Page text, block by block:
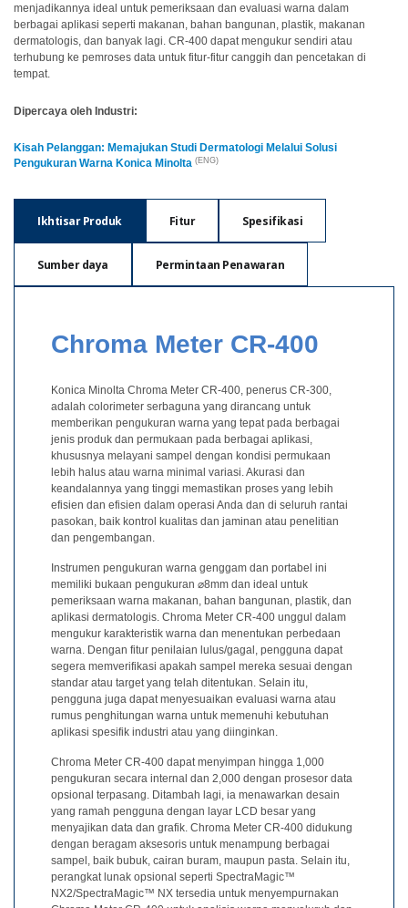
Produk
Pengukuran
Warna
Pengukuran
Pencitraan
Pengukuran
Pengukuran
Tampilan
Sumber
Unduh
Katalog
Unduh
Perangkat
Lunak
Manual
Pendidikan
Pembelajaran
Pengukuran
Warna
Pengukuran
Cahaya
menjadikannya ideal untuk pemeriksaan dan evaluasi warna dalam
berbagai aplikasi seperti makanan, bahan bangunan, plastik, makanan
dermatologis, dan banyak lagi. CR-400 dapat mengukur sendiri atau
terhubung ke pemroses data untuk fitur-fitur canggih dan pencetakan di
tempat.
Dipercaya oleh Industri:
Kisah Pelanggan: Memajukan Studi Dermatologi Melalui Solusi
Pengukuran Warna Konica Minolta (ENG)
Ikhtisar Produk Fitur Spesifikasi
Sumber daya Permintaan Penawaran
Chroma Meter CR-400
Konica Minolta Chroma Meter CR-400, penerus CR-300,
adalah colorimeter serbaguna yang dirancang untuk
memberikan pengukuran warna yang tepat pada berbagai
jenis produk dan permukaan pada berbagai aplikasi,
khususnya melayani sampel dengan kondisi permukaan
lebih halus atau warna minimal variasi. Akurasi dan
keandalannya yang tinggi memastikan proses yang lebih
efisien dan efisien dalam operasi Anda dan di seluruh rantai
pasokan, baik kontrol kualitas dan jaminan atau penelitian
dan pengembangan.
Instrumen pengukuran warna genggam dan portabel ini
memiliki bukaan pengukuran ⌀8mm dan ideal untuk
pemeriksaan warna makanan, bahan bangunan, plastik, dan
aplikasi dermatologis. Chroma Meter CR-400 unggul dalam
mengukur karakteristik warna dan menentukan perbedaan
warna. Dengan fitur penilaian lulus/gagal, pengguna dapat
segera memverifikasi apakah sampel mereka sesuai dengan
standar atau target yang telah ditentukan. Selain itu,
pengguna juga dapat menyesuaikan evaluasi warna atau
rumus penghitungan warna untuk memenuhi kebutuhan
aplikasi spesifik industri atau yang diinginkan.
Chroma Meter CR-400 dapat menyimpan hingga 1,000
pengukuran secara internal dan 2,000 dengan prosesor data
opsional terpasang. Ditambah lagi, ia menawarkan desain
yang ramah pengguna dengan layar LCD besar yang
menyajikan data dan grafik. Chroma Meter CR-400 didukung
dengan beragam aksesoris untuk menampung berbagai
sampel, baik bubuk, cairan buram, maupun pasta. Selain itu,
perangkat lunak opsional seperti SpectraMagic™
NX2/SpectraMagic™ NX tersedia untuk menyempurnakan